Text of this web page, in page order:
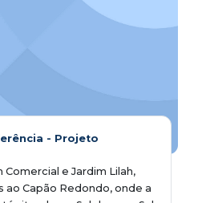
- Projeto
Comercial e Jardim Lilah,
Capão Redondo, onde a